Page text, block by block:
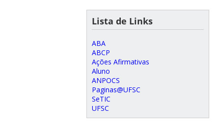
Lista de Links
ABA
ABCP
Ações Afirmativas
Aluno
ANPOCS
Paginas@UFSC
SeTIC
UFSC